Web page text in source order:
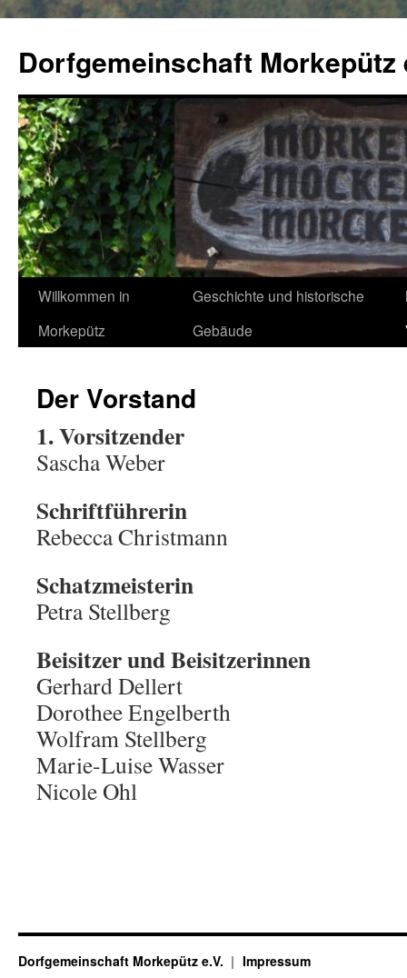
springen
Dorfgemeinschaft Morkepütz
Willkommen in
Morkepütz
Geschichte und historische
Gebäude
Der Vorstand
1. Vorsitzender
Sascha Weber
Schriftführerin
Rebecca Christmann
Schatzmeisterin
Petra Stellberg
Beisitzerund Beisitzerinnen
Gerhard Dellert
Dorothee Engelberth
Wolfram Stellberg
Marie-Luise Wasser
Nicole Ohl
Dorfgemeinschaft Morkepütz e.V. Impressum